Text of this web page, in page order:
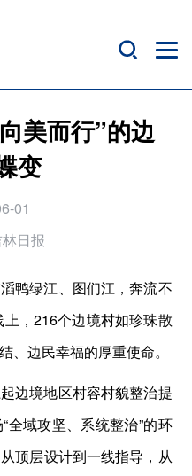
美而行”的边
变
01
日报
鸭绿江、图们江，奔流不
，216个边境村如珍珠散
、边民幸福的厚重使命。
边境地区村容村貌整治提
全域攻坚、系统整治”的环
顶层设计到一线指导，从